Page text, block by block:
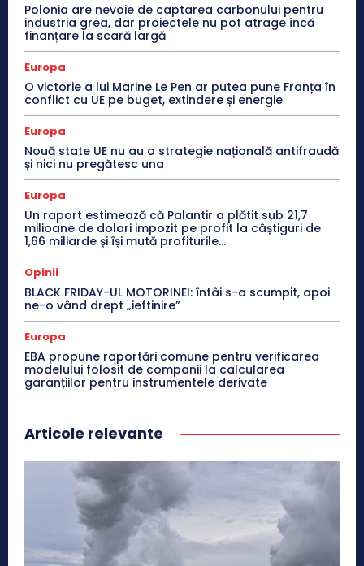
Polonia are nevoie de captarea carbonului pentru
industria grea, dar proiectele nu pot atrage încă
finanțare la scară largă
Europa
O victorie a lui Marine Le Pen ar putea pune Franța în
conflict cu UE pe buget, extindere și energie
Europa
Nouă state UE nu au o strategie națională antifraudă
și nici nu pregătesc una
Europa
Un raport estimează că Palantir a plătit sub 21,7
milioane de dolari impozit pe profit la câștiguri de
1,66 miliarde și își mută profiturile...
Opinii
BLACK FRIDAY-UL MOTORINEI: întâi s-a scumpit, apoi
ne-o vând drept „ieftinire”
Europa
EBA propune raportări comune pentru verificarea
modelului folosit de companii la calcularea
garanțiilor pentru instrumentele derivate
Articole relevante